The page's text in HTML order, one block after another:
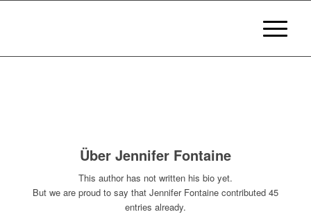
Über Jennifer Fontaine
This author has not written his bio yet.
But we are proud to say that Jennifer Fontainecontributed 45
entries already.